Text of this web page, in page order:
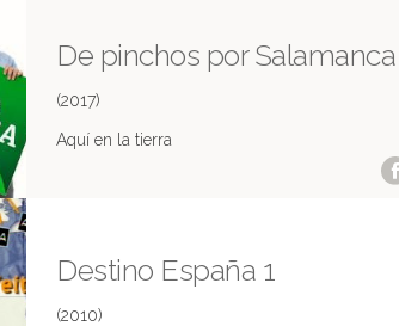
De pinchos por Salamanca
(2017)
Aquí en la tierra
Destino España 1
(2010)